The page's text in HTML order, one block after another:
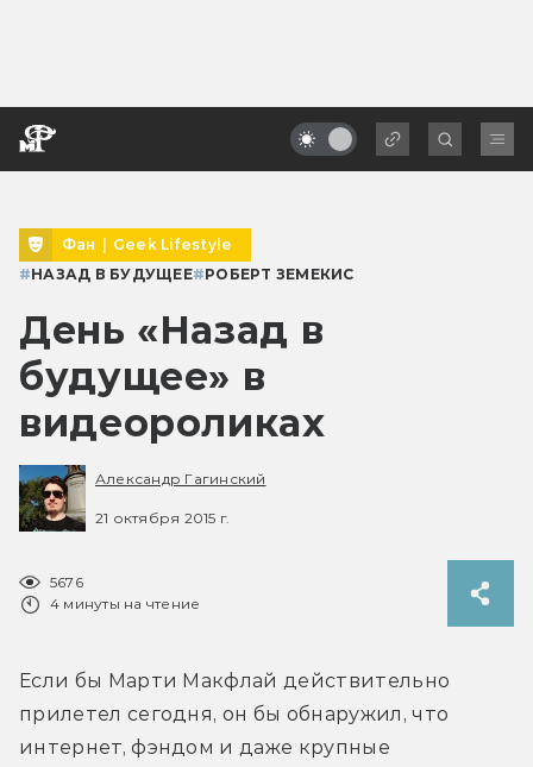
Фан | Geek Lifestyle
#НАЗАД В БУДУЩЕЕ#РОБЕРТ ЗЕМЕКИС
День «Назад в
будущее» в
видеороликах
Александр Гагинский
21 октября 2015 г.
5676
4 минуты на чтение
Если бы Марти Макфлай действительно
прилетел сегодня, он бы обнаружил, что
интернет, фэндом и даже крупные